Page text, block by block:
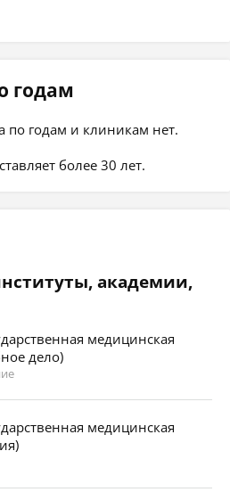
годам
по годам и клиникам нет.
более 30 лет.
академии,
медицинская
дело)
медицинская